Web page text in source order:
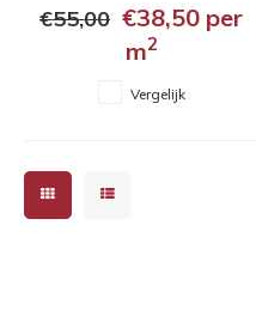
€55,00 €38,50 per
m2
Vergelijk